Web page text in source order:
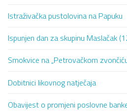
Istraživačka pustolovina na Papuku
Ispunjen dan za skupinu Maslačak
Smokvice na „Petrovačkom
Dobitnici likovnog natječaja
Obavijest o promjeni poslovne